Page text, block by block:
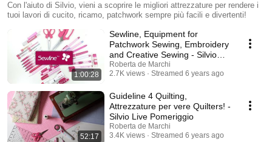
Con l'aiuto di Silvio, vieni a scoprire le migliori attrezzature per rendere i
tuoi lavori di cucito, ricamo, patchwork sempre più facili e divertenti!
1:00:28
Sewline, Equipment for
Patchwork Sewing, Embroidery
and Creative Sewing - Silvio
Afternoon Live
Roberta de Marchi
2.7K views
Streamed 6 years ago
52:17
Guideline 4 Quilting,
Attrezzature per vere Quilters! -
Silvio Live Pomeriggio
Roberta de Marchi
3.4K views
Streamed 6 years ago